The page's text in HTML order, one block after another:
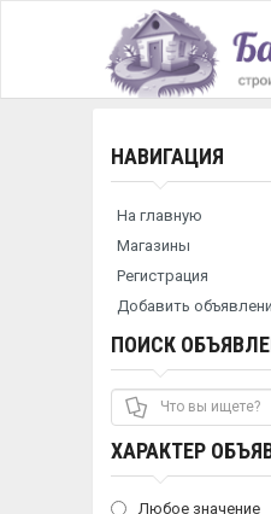
НАВИГАЦИЯ
На главную
Магазины
Регистрация
Добавить
ПОИСК
ХАРАКТЕР
Любое значение